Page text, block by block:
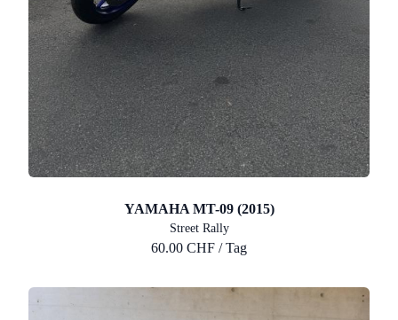
YAMAHA MT-09 (2015)
Street Rally
60.00 CHF / Tag